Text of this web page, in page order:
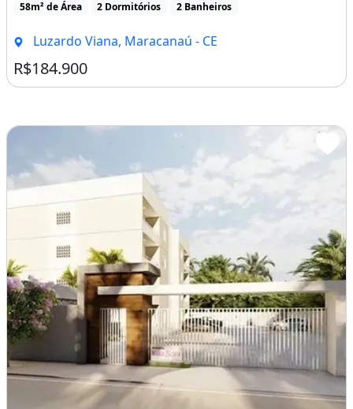
_______________________________________________
:1KBHTLC
Área de serviço
58m² de Área 2 Dormitórios 2 Banheiros
Luzardo Viana, Maracanaú - CE
R$184.900